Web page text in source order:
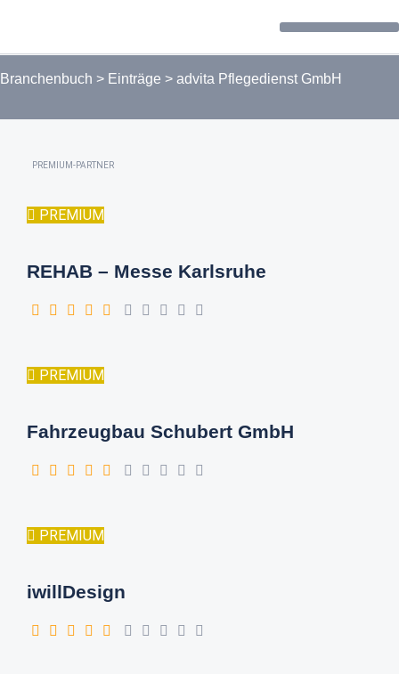
Branchenbuch > Einträge > advita Pflegedienst GmbH
PREMIUM-PARTNER
PREMIUM
REHAB – Messe Karlsruhe
PREMIUM
Fahrzeugbau Schubert GmbH
PREMIUM
iwillDesign